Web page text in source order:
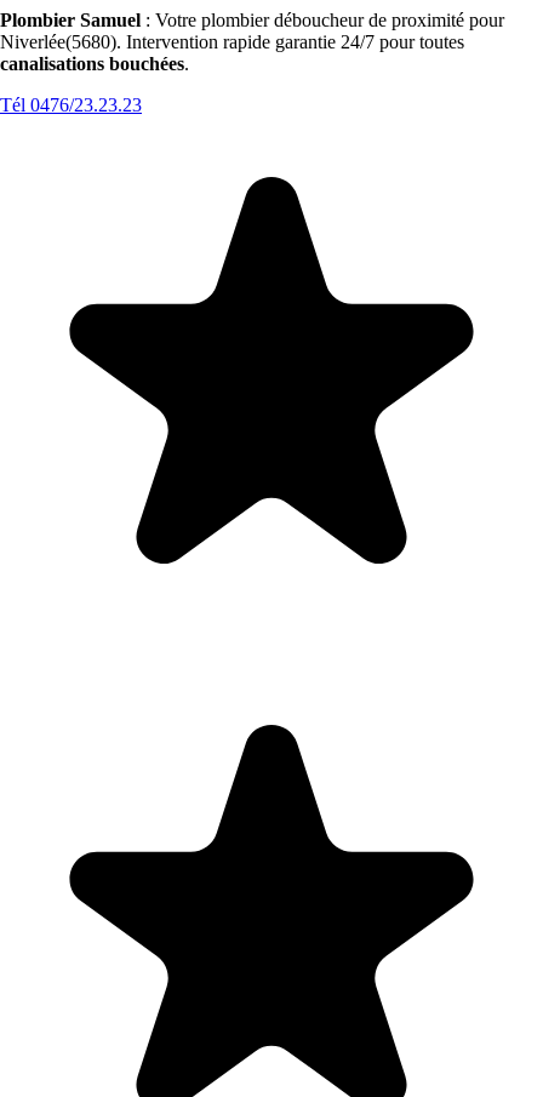
Plombier Samuel : Votre plombier déboucheur de proximité pour
Niverlée(5680). Intervention rapide garantie 24/7 pour toutes
canalisations bouchées.
Tél 0476/23.23.23